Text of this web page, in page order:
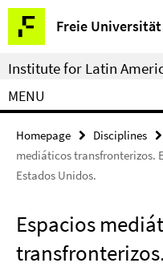
Springe
direkt
zu
Inhalt
Freie
Service
Navigation
Institute for Latin
MENU
Homepage Disciplines
mediáticos transfronterizos.
Estados Unidos.
Espacios